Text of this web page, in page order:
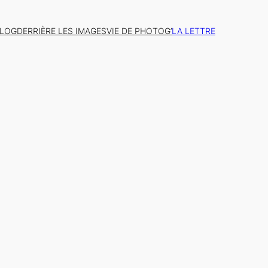
DERRIÈRE LES IMAGESVIE DE PHOTOG’LA LETTRE